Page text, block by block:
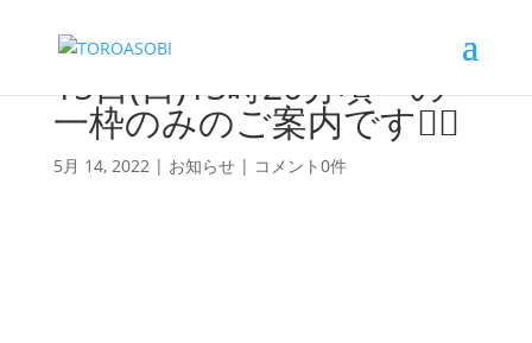
15日(日)13時20分頃～の
一枠のみのご案内です🙇‍♀️
5月 14, 2022| お知らせ| コメント0件